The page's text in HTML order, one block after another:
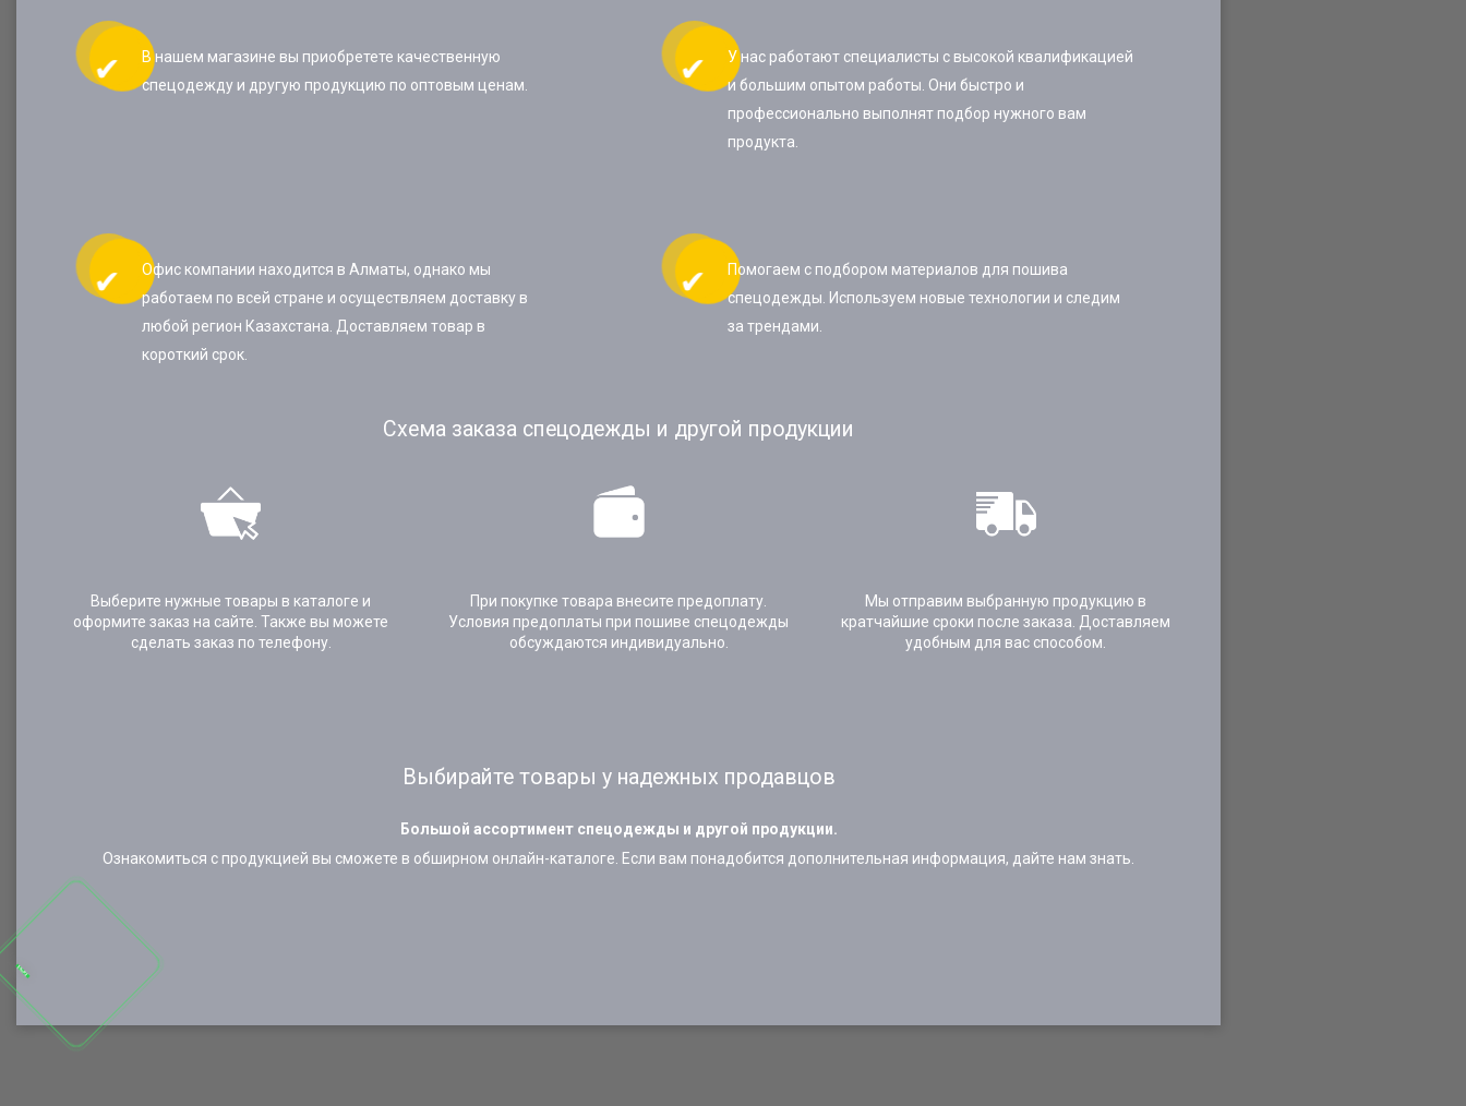
В нашем магазине вы приобретете качественную
спецодежду и другую продукцию по оптовым ценам.
У нас работают специалисты с высокой квалификацией
и большим опытом работы. Они быстро и
профессионально выполнят подбор нужного вам
продукта.
Офис компании находится в Алматы, однако мы
работаем по всей стране и осуществляем доставку в
любой регион Казахстана. Доставляем товар в
короткий срок.
Помогаем с подбором материалов для пошива
спецодежды. Используем новые технологии и следим
за трендами.
Схема заказа спецодежды и другой продукции
Выберите нужные товары в каталоге и
оформите заказ на сайте. Также вы можете
сделать заказ по телефону.
При покупке товара внесите предоплату.
Условия предоплаты при пошиве спецодежды
обсуждаются индивидуально.
Мы отправим выбранную продукцию в
кратчайшие сроки после заказа. Доставляем
удобным для вас способом.
Выбирайте товары у надежных продавцов
Большой ассортимент спецодежды и другой продукции.
Ознакомиться с продукцией вы сможете в обширном онлайн-каталоге. Если вам понадобится дополнительная информация, дайте нам знать.